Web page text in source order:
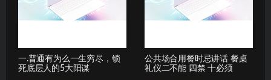
一.普通有为么一生穷尽，锁
死底层人的5大阳谋
公共场合用餐时忌讲话 餐桌
礼仪二不能 四禁 十必须